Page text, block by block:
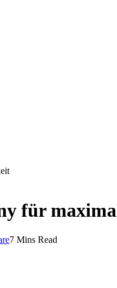
für
7 Mins Read